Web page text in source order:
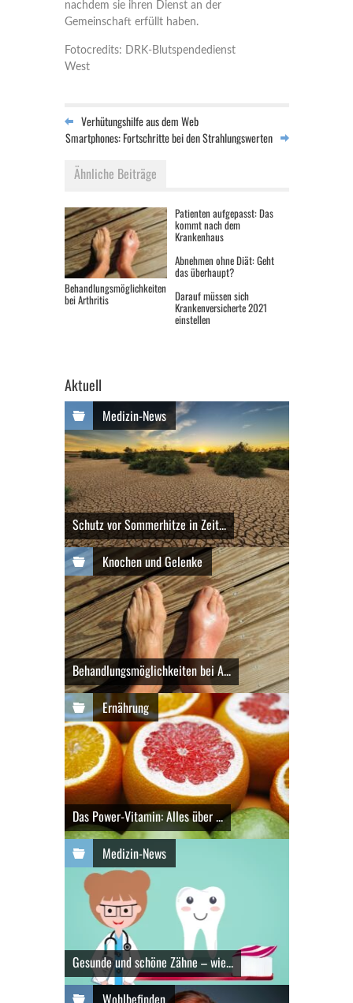
nachdem sie ihren Dienst an der
Gemeinschaft erfüllt haben.
Fotocredits: DRK-Blutspendedienst
West
Verhütungshilfe aus dem Web
Smartphones: Fortschritte bei den Strahlungswerten
Ähnliche Beiträge
Behandlungsmöglichkeiten
bei Arthritis
Patienten aufgepasst: Das
kommt nach dem
Krankenhaus
Abnehmen ohne Diät: Geht
das überhaupt?
Darauf müssen sich
Krankenversicherte 2021
einstellen
Aktuell
Medizin-News
Schutz vor Sommerhitze in Zeit...
Knochen und Gelenke
Behandlungsmöglichkeiten bei A...
Ernährung
Das Power-Vitamin: Alles über ...
Medizin-News
Gesunde und schöne Zähne – wie...
Wohlbefinden